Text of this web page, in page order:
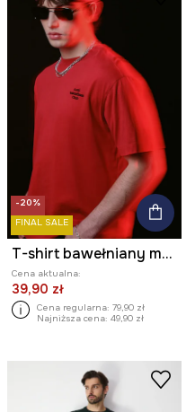
-20%
FINAL SALE
T-shirt bawełniany męski z kolekcji Valentine’s Day
Cena aktualna:
39,90 zł
Cena regularna: 79,90 zł
Najniższa cena: 49,90 zł